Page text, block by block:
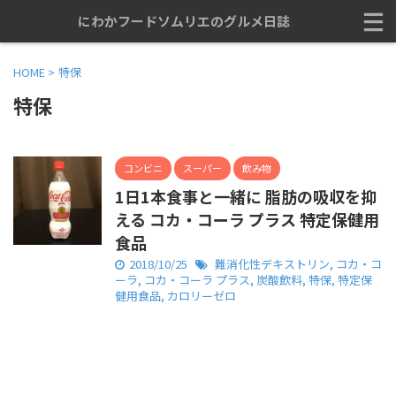
にわかフードソムリエのグルメ日誌
HOME > 特保
特保
コンビニ スーパー 飲み物
1日1本食事と一緒に 脂肪の吸収を抑
える コカ・コーラ プラス 特定保健用
食品
2018/10/25 難消化性デキストリン, コカ・コ
ーラ, コカ・コーラ プラス, 炭酸飲料, 特保, 特定保
健用食品, カロリーゼロ